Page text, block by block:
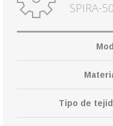
SPIRA-
Tipo de